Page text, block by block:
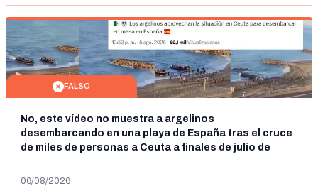
FALSO
No, este vídeo no muestra a argelinos
desembarcando en una playa de España tras el cruce
de miles de personas a Ceuta a finales de julio de
06/08/2026